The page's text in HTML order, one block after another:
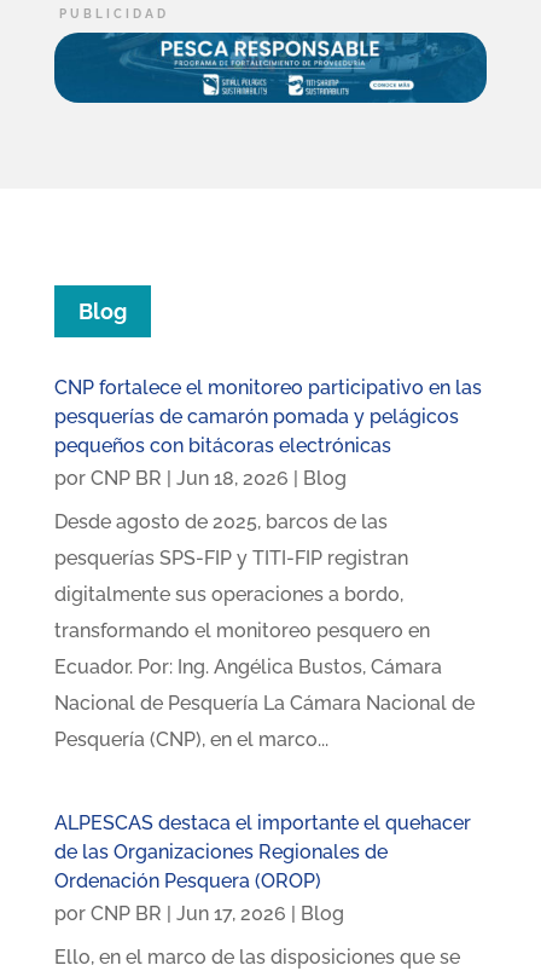
Blog
CNP fortalece el monitoreo participativo en las
pesquerías de camarón pomada y pelágicos
pequeños con bitácoras electrónicas
por CNP BR Jun 18, 2026
Blog
Desde agosto de 2025, barcos de las
pesquerías SPS-FIP y TITI-FIP registran
digitalmente sus operaciones a bordo,
transformando el monitoreo pesquero en
Ecuador. Por: Ing. Angélica Bustos, Cámara
Nacional de Pesquería La Cámara Nacional de
Pesquería (CNP), en el marco...
ALPESCAS destaca el importante el quehacer
de las Organizaciones Regionales de
Ordenación Pesquera (OROP)
por CNP BR Jun 17, 2026
Blog
Ello, en el marco de las disposiciones que se